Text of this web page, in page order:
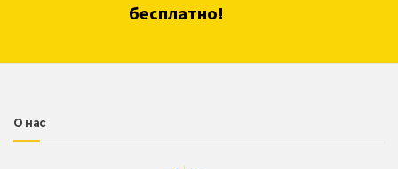
бесплатно!
О нас